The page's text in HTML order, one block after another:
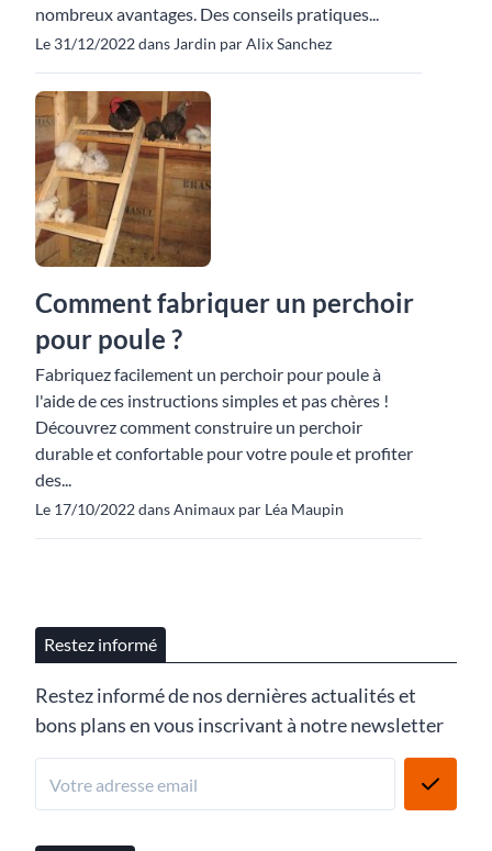
nombreux avantages. Des conseils pratiques...
Le 31/12/2022 dans Jardin par Alix Sanchez
Comment fabriquer un perchoir
pour poule ?
Fabriquez facilement un perchoir pour poule à
l'aide de ces instructions simples et pas chères !
Découvrez comment construire un perchoir
durable et confortable pour votre poule et profiter
des...
Le 17/10/2022 dans Animaux par Léa Maupin
Restez informé
Restez informé de nos dernières actualités et
bons plans en vous inscrivant à notre newsletter